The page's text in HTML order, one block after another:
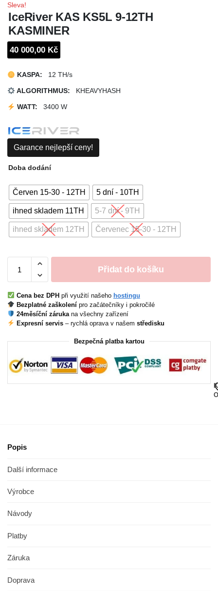
Sleva!
IceRiver KAS KS5L 9-12TH
KASMINER
40 000,00 Kč
KASPA: 12 TH/s
ALGORITHMUS: KHEAVYHASH
WATT: 3400 W
Garance nejlepší ceny!
Doba dodání
Červen 15-30 - 12TH 5 dní - 10TH
ihned skladem 11TH 5-7 dní - 9TH
ihned skladem 12TH Červenec 15-30 - 12TH
Přidat do košíku
K
Cena bez DPH při využití našeho hostingu
Bezplatné zaškolenípro začátečníky i pokročilé
24měsíční zárukana všechny zařízení
Expresní servis– rychlá oprava v našem středisku
Bezpečná platba kartou
Popis
Další informace
Výrobce
Návody
Platby
Záruka
Doprava